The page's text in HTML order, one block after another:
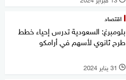
اقتصاد
بلومبرغ: السعودية تدرس إحياء خطط
طرح ثانوي لأسهم في أرامكو
l 31 يناير 2024